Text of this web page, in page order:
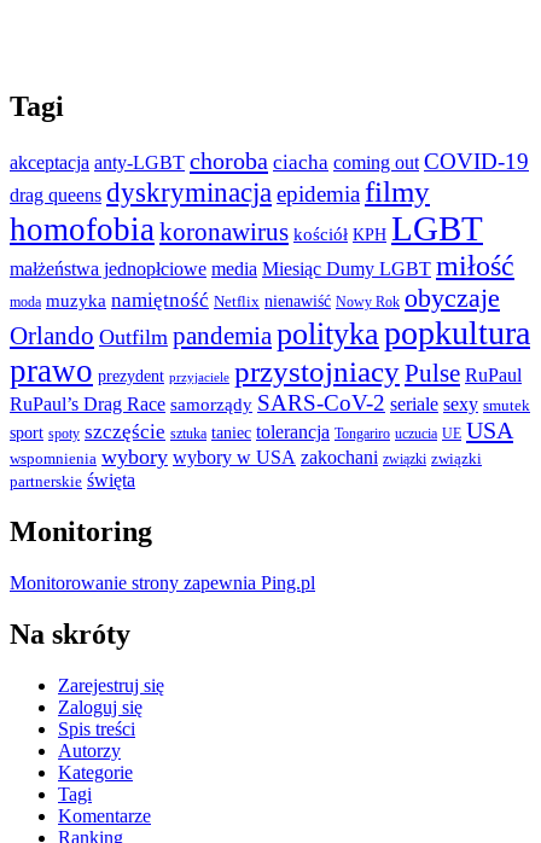
Tagi
akceptacja anty-LGBT choroba ciacha coming out COVID-19
drag queens dyskryminacjaepidemiafilmy
homofobiakoronawirus kościół KPH LGBT
małżeństwa jednopłciowe media Miesiąc Dumy LGBT miłość
moda muzyka namiętność Netflix nienawiść Nowy Rok obyczaje
Orlando Outfilm pandemia politykapopkultura
prawo prezydent przyjaciele przystojniacyPulse RuPaul
RuPaul’s Drag Race samorządy SARS-CoV-2 seriale sexy smutek
sport spoty szczęście sztuka taniec tolerancja Tongariro uczucia UE USA
wspomnienia wybory wybory w USA zakochani związki związki
partnerskie święta
Monitoring
Monitorowanie strony zapewnia Ping.pl
Na skróty
Zarejestruj się
Zaloguj się
Spis treści
Autorzy
Kategorie
Tagi
Komentarze
Ranking